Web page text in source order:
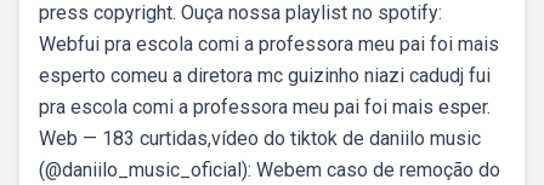
press copyright. Ouça nossa playlist no spotify:
Webfui pra escola comi a professora meu pai foi mais
esperto comeu a diretora mc guizinho niazi cadudj fui
pra escola comi a professora meu pai foi mais esper.
Web — 183 curtidas,vídeo do tiktok de daniilo music
(@daniilo_music_oficial): Webem caso de remoção do